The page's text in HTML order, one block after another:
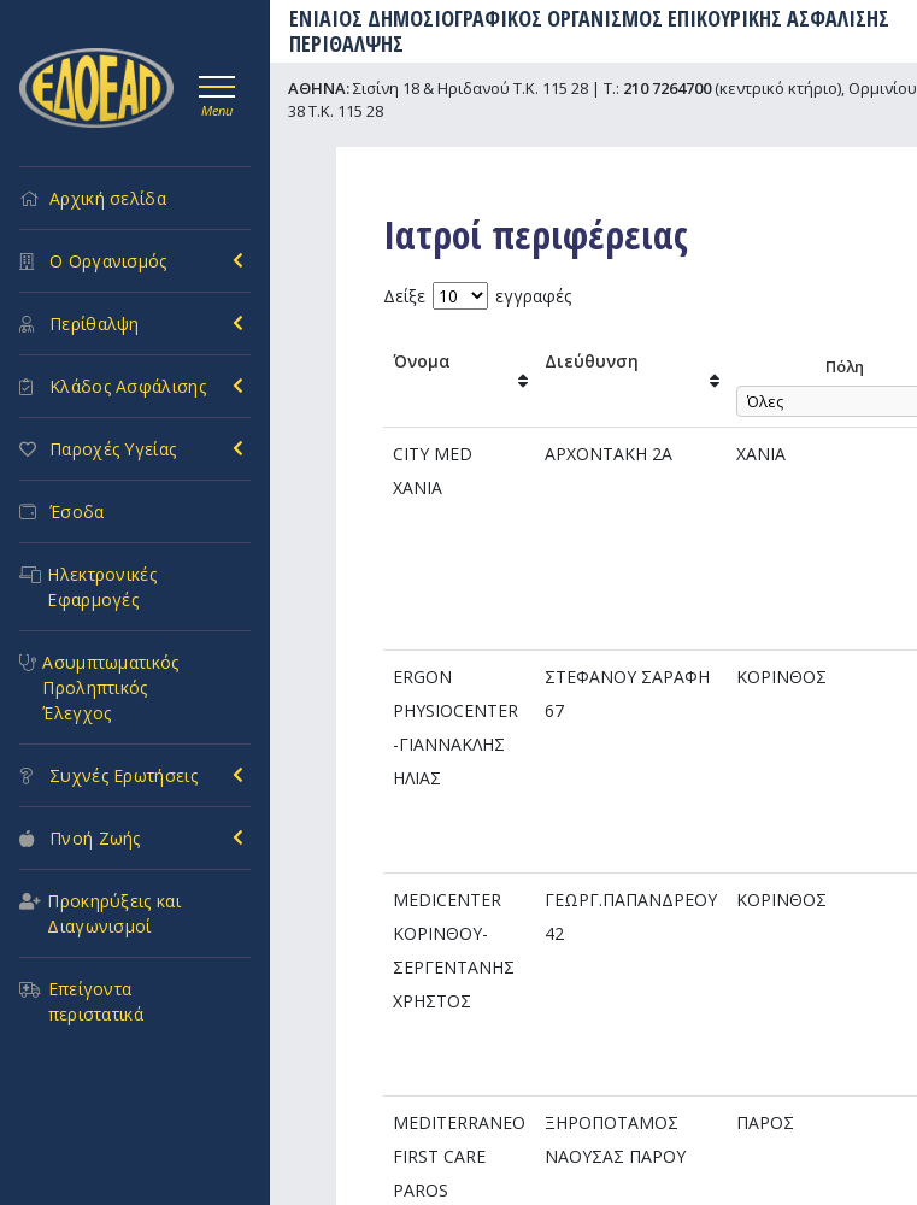
ΕΝΙΑΙΟΣ ΔΗΜΟΣΙΟΓΡΑΦΙΚΟΣ ΟΡΓΑΝΙΣΜΟΣ ΕΠΙΚΟΥΡΙΚΗΣ ΑΣΦΑΛΙΣΗΣ
ΠΕΡΙΘΑΛΨΗΣ
Menu
Αρχική σελίδα
Ο Οργανισμός
Περίθαλψη
Κλάδος Ασφάλισης
Παροχές Υγείας
Έσοδα
Ηλεκτρονικές
Εφαρμογές
Ασυμπτωματικός
Προληπτικός
Έλεγχος
Συχνές Ερωτήσεις
Πνοή Ζωής
Προκηρύξεις και
Διαγωνισμοί
Επείγοντα
περιστατικά
ΑΘΗΝΑ:Σισίνη 18 & Ηριδανού Τ.Κ. 115 28 | Τ.: 210 7264700(κεντρικό κτήριο), Ορμινίου
38 Τ.Κ. 115 28
Ιατροί περιφέρειας
Δείξε εγγραφές
Όνομα Διεύθυνση Πόλη
CITY MED
ΧΑΝΙΑ
ΑΡΧΟΝΤΑΚΗ 2Α ΧΑΝΙΑ
ERGON
PHYSIOCENTER
-ΓΙΑΝΝΑΚΛΗΣ
ΗΛΙΑΣ
ΣΤΕΦΑΝΟΥ ΣΑΡΑΦΗ
67
ΚΟΡΙΝΘΟΣ
MEDICENTER
ΚΟΡΙΝΘΟΥ-
ΣΕΡΓΕΝΤΑΝΗΣ
ΧΡΗΣΤΟΣ
ΓΕΩΡΓ.ΠΑΠΑΝΔΡΕΟΥ
42
ΚΟΡΙΝΘΟΣ
MEDITERRANEO
FIRST CARE
PAROS
ΞΗΡΟΠΟΤΑΜΟΣ
ΝΑΟΥΣΑΣ ΠΑΡΟΥ
ΠΑΡΟΣ